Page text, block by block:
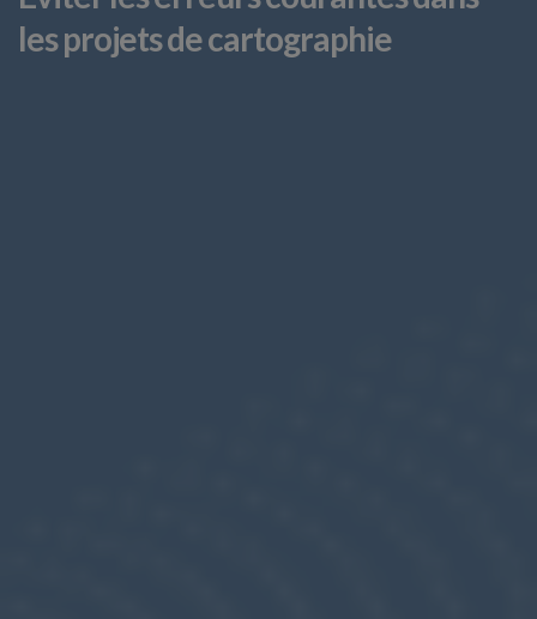
les projets de cartographie